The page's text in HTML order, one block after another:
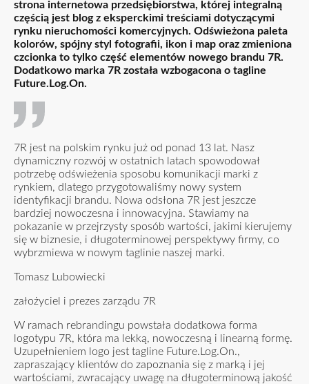
strona internetowa przedsiębiorstwa, której integralną
częścią jest blog z eksperckimi treściami dotyczącymi
rynku nieruchomości komercyjnych. Odświeżona paleta
kolorów, spójny styl fotografii, ikon i map oraz zmieniona
czcionka to tylko część elementów nowego brandu 7R.
Dodatkowo marka 7R została wzbogacona o tagline
Future.Log.On.
7R jest na polskim rynku już od ponad 13 lat. Nasz
dynamiczny rozwój w ostatnich latach spowodował
potrzebę odświeżenia sposobu komunikacji marki z
rynkiem, dlatego przygotowaliśmy nowy system
identyfikacji brandu. Nowa odsłona 7R jest jeszcze
bardziej nowoczesna i innowacyjna. Stawiamy na
pokazanie w przejrzysty sposób wartości, jakimi kierujemy
się w biznesie, i długoterminowej perspektywy firmy, co
wybrzmiewa w nowym taglinie naszej marki.
Tomasz Lubowiecki
założyciel i prezes zarządu 7R
W ramach rebrandingu powstała dodatkowa forma
logotypu 7R, która ma lekką, nowoczesną i linearną formę.
Uzupełnieniem logo jest tagline Future.Log.On.,
zapraszający klientów do zapoznania się z marką i jej
wartościami, zwracający uwagę na długoterminową jakość